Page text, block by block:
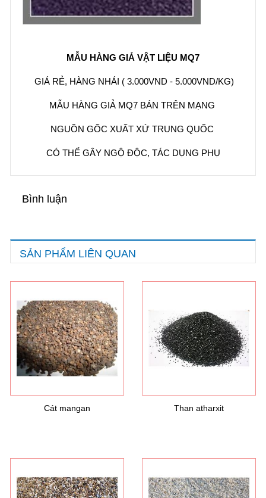
MẪU HÀNG GIẢ VẬT LIỆU MQ7
GIÁ RẺ, HÀNG NHÁI ( 3.000VND - 5.000VND/KG)
MẪU HÀNG GIẢ MQ7 BÁN TRÊN MẠNG
NGUỒN GỐC XUẤT XỨ TRUNG QUỐC
CÓ THỂ GÂY NGỘ ĐỘC, TÁC DỤNG PHỤ
Bình luận
SẢN PHẨM LIÊN QUAN
Cát mangan Than atharxit
Hướng dẫn lựa chọn máy lọc nước Gia ...